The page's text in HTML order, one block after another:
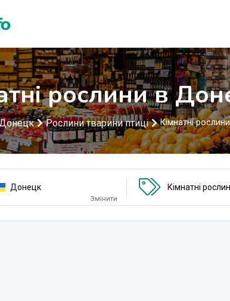
рослини в
Донецк Рослини тварини птиці Кімнатні рослини
Донецк
Змінити
Кімнатні